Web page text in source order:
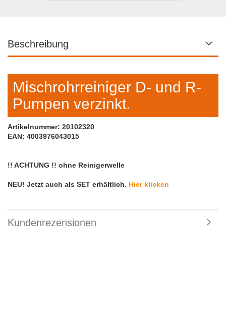
Beschreibung
Mischrohrreiniger D- und R-
Pumpen verzinkt.
Artikelnummer: 20102320
EAN: 4003976043015
!! ACHTUNG !! ohne Reinigerwelle
NEU! Jetzt auch als SET erhältlich. Hier klicken
Kundenrezensionen